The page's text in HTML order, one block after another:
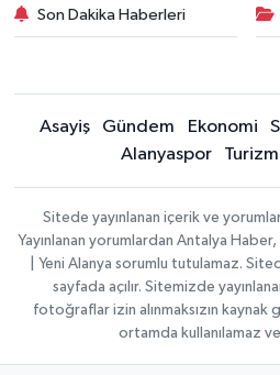
Son Dakika Haberleri
Asayiş Gündem Ekonomi
Alanyaspor
Turizm
Sitede yayınlanan içerik ve
Yayınlanan yorumlardan Antalya
| Yeni Alanya sorumlu tutulamaz.
sayfada açılır. Sitemizde
fotoğraflar izin alınmaksızın
ortamda kullanılamaz